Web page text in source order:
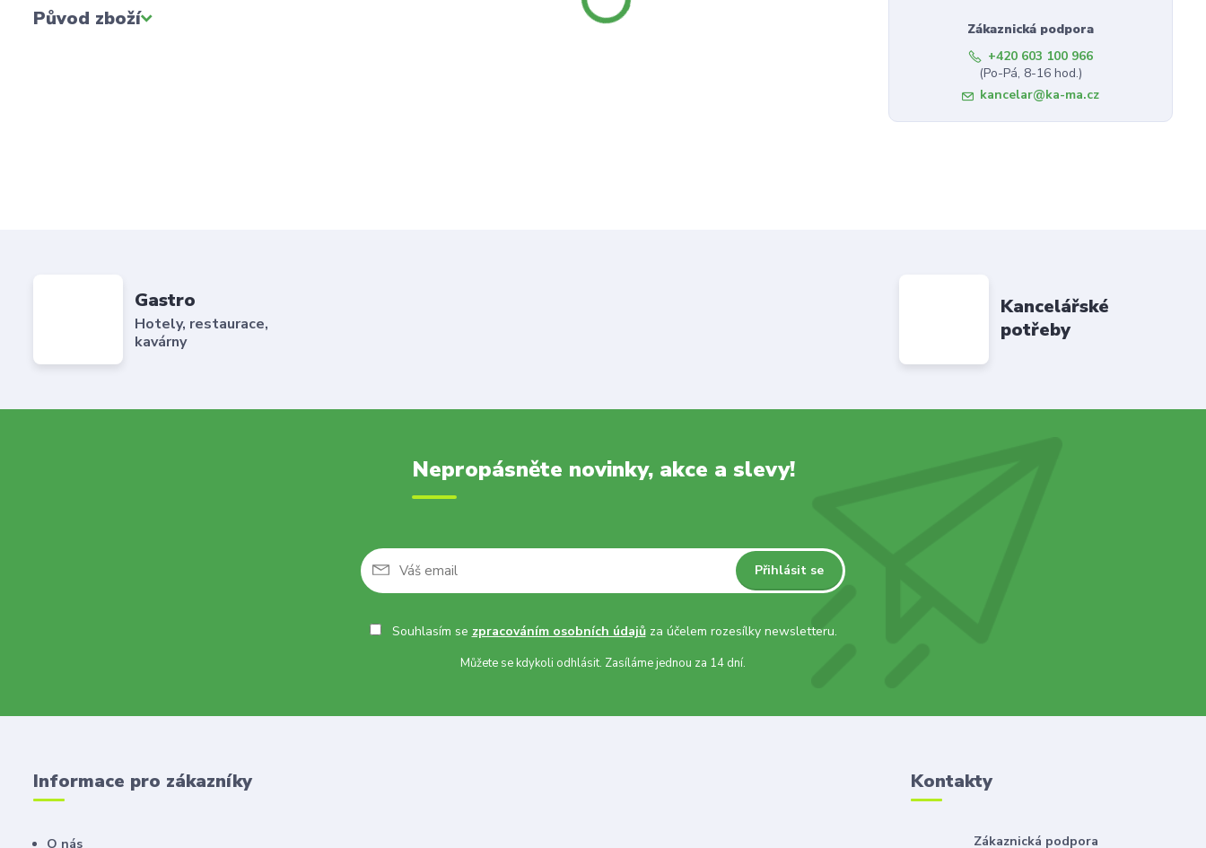
Původ zboží
Zákaznická podpora
+420 603 100 966
(Po-Pá, 8-16 hod.)
kancelar@ka-ma.cz
Gastro
Hotely, restaurace,
kavárny
Kancelářské
potřeby
Nepropásněte novinky, akce a slevy!
Přihlásit se
Souhlasím se zpracováním osobních údajůza účelem rozesílky newsletteru.
Můžete se kdykoli odhlásit. Zasíláme jednou za 14 dní.
Informace pro zákazníky
O nás
Kontakty
Zákaznická podpora